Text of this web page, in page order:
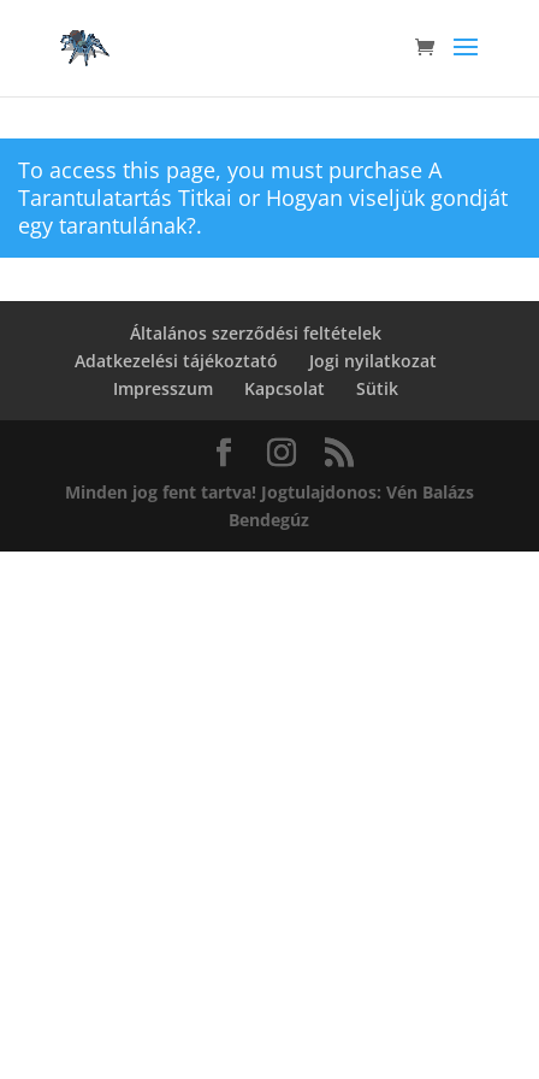
To access this page, you must purchase A
Tarantulatartás Titkai or Hogyan viseljük gondját
egy tarantulának?.
Általános szerződési feltételek
Adatkezelési tájékoztató
Jogi nyilatkozat
Impresszum
Kapcsolat Sütik
Minden jog fent tartva! Jogtulajdonos: Vén Balázs
Bendegúz